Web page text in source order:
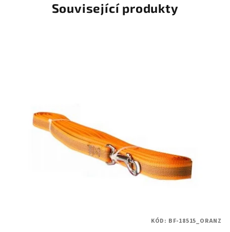
Související produkty
KÓD: BF-18515_ORANZ